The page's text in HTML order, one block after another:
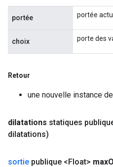
portée portée
choix porte des
Retour
une nouvelle instance
dilatations statiques
dilatations)
sortie publique <Float> max